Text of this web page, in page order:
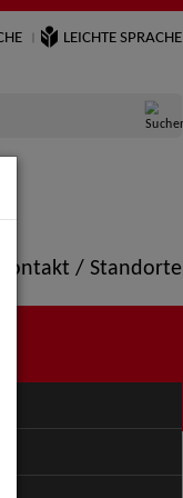
LEICHTE SPRACHE
Kontakt / Standorte